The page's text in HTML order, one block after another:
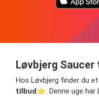
Løvbjerg Saucer
Hos Løvbjerg finder du
tilbud⭐️. Denne uge har